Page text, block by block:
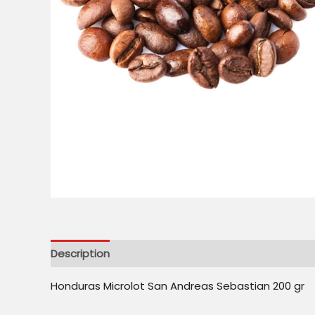
Description
Honduras Microlot San Andreas Sebastian 200 gr